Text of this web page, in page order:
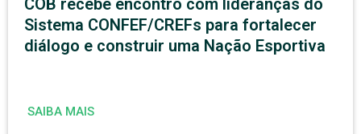
Sistema CONFEF/CREFs para fortalecer
diálogo e construir uma Nação Esportiva
SAIBA MAIS